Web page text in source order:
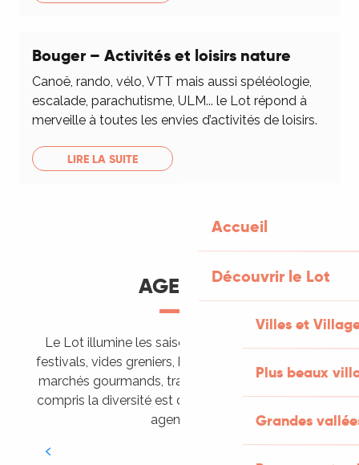
Accueil
Découvrir le Lot
Villes et
Plus beaux
Grandes
Bouger – Activités et loisirs nature
Canoë, rando, vélo, VTT mais aussi spéléologie,
escalade, parachutisme, ULM... le Lot répond à
merveille à toutes les envies d’activités de loisirs.
LIRE LA SUITE
AGENDA
Le Lot illumine les saisons de ses animations :
festivals, vides greniers, brocantes, fêtes votives,
marchés gourmands, trails sportifs… Vous l’aurez
compris la diversité est de mise, alors tous à vos
agendas !